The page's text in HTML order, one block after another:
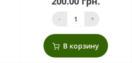
- +
В корзину